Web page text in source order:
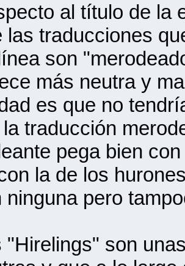
al título de la
las traducciones
son
más neutra y
es que no
la traducción
pega bien
la de los
ninguna pero
"Hirelings" son